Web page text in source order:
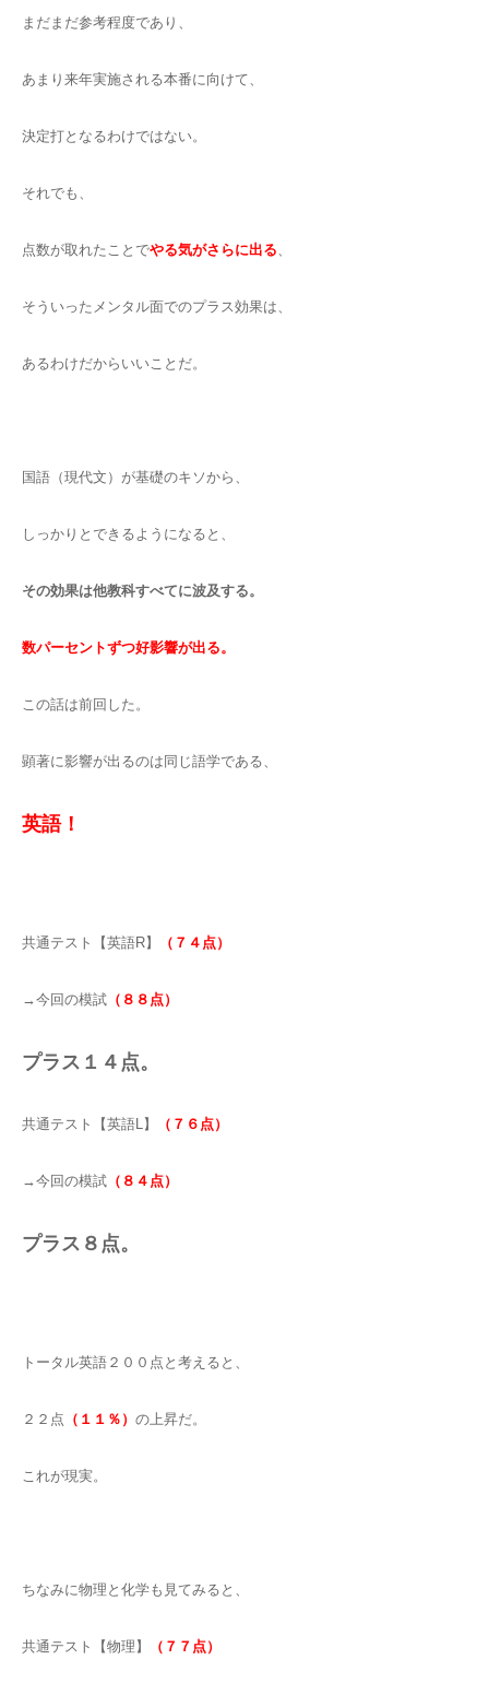
まだまだ参考程度であり、
あまり来年実施される本番に向けて、
決定打となるわけではない。
それでも、
点数が取れたことでやる気がさらに出る
そういったメンタル面でのプラス効果は、
あるわけだからいいことだ。
国語（現代文）が基礎のキソから、
しっかりとできるようになると、
その効果は他教科すべてに波及する。
数パーセントずつ好影響が出る。
この話は前回した。
顕著に影響が出るのは同じ語学である、
英語！
共通テスト【英語R】 （７４点）
→今回の模試 （８８点）
プラス１４点。
共通テスト【英語L】 （７６点）
→今回の模試 （８４点）
プラス８点。
トータル英語２００点と考えると、
２２点 （１１％） の上昇だ。
これが現実。
ちなみに物理と化学も見てみると、
共通テスト【物理】 （７７点）